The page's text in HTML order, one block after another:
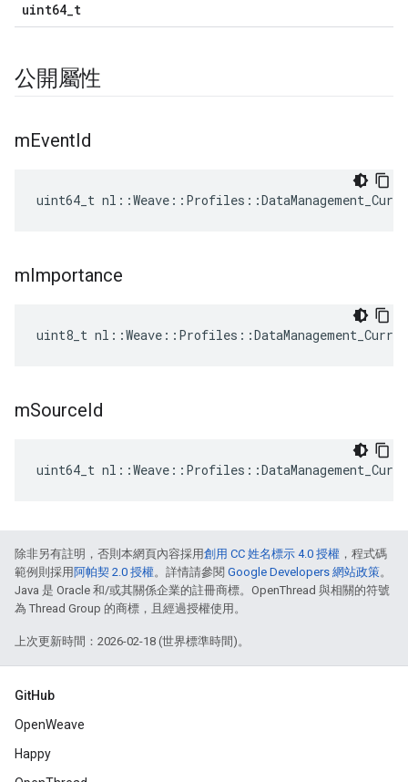
uint64_t
公開屬性
mEventId
uint64_t
mImportance
uint8_t
mSourceId
uint64_t
除非另有註明，否則本網頁內容採用創用 CC 姓名標示 4.0 授權 ，程式碼
範例則採用 阿帕契 2.0 授權。詳情請參閱 Google Developers 網站政策。
Java 是 Oracle 和/或其關係企業的註冊商標。OpenThread 與相關的符號
為 Thread Group 的商標，且經過授權使用。
上次更新時間：2026-02-18 (世界標準時間)。
GitHub
OpenWeave
Happy